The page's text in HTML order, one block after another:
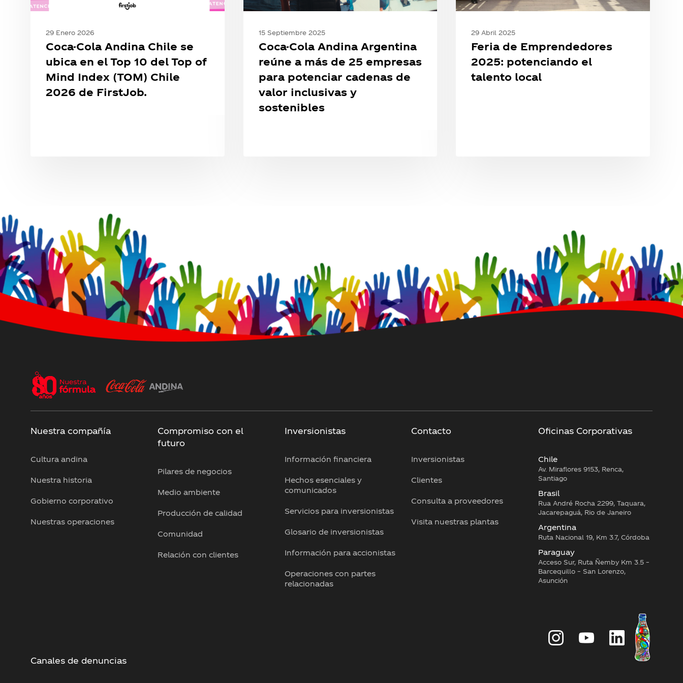
del
Mind
Index
(TOM)
Chile
2026
29 Enero 2026
Coca-Cola Andina Chile se
ubica en el Top 10 del Top of
Mind Index (TOM) Chile
2026 de FirstJob.
para
cadenas
inclusivas
sostenibles
15 Septiembre 2025
Coca-Cola Andina Argentina
reúne a más de 25 empresas
para potenciar cadenas de
valor inclusivas y
sostenibles
29 Abril 2025
Feria de Emprendedores
2025: potenciando el
talento local
Nuestra compañía
Cultura andina
Nuestra historia
Gobierno corporativo
Nuestras operaciones
Compromiso con el
futuro
Pilares de negocios
Medio ambiente
Producción de calidad
Comunidad
Relación con clientes
Inversionistas
Información financiera
Hechos esenciales y
comunicados
Servicios para inversionistas
Glosario de inversionistas
Información para accionistas
Operaciones con partes
relacionadas
Contacto
Inversionistas
Clientes
Consulta a proveedores
Visita nuestras plantas
Oficinas Corporativas
Chile
Av. Miraflores 9153, Renca,
Santiago
Brasil
Rua André Rocha 2299, Taquara,
Jacarepaguá, Rio de Janeiro
Argentina
Ruta Nacional 19, Km 3.7, Córdoba
Paraguay
Acceso Sur, Ruta Ñemby Km 3.5 –
Barcequillo – San Lorenzo,
Asunción
Canales de denuncias